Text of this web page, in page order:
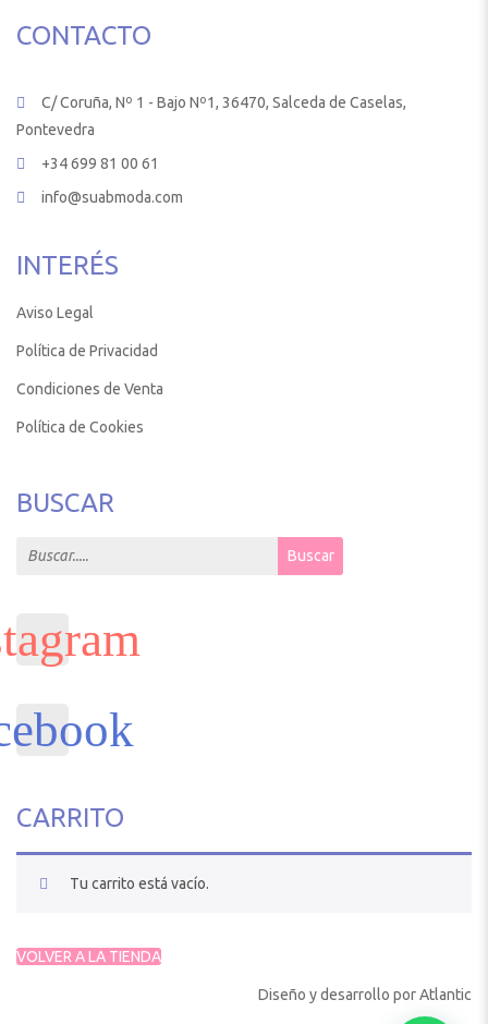
CONTACTO
C/ Coruña, Nº 1 - Bajo Nº1, 36470, Salceda de Caselas,
Pontevedra
+34 699 81 00 61
info@suabmoda.com
INTERÉS
Aviso Legal
Política de Privacidad
Condiciones de Venta
Política de Cookies
BUSCAR
Search for: Buscar
CARRITO
Tu carrito está vacío.
VOLVER A LA TIENDA
Diseño y desarrollo porAtlantic